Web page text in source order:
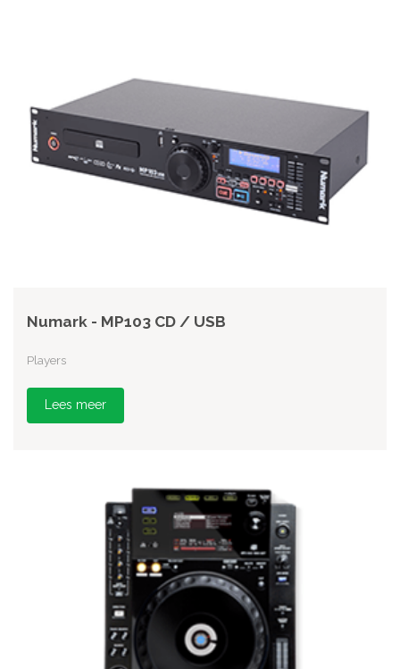
Numark - MP103 CD / USB
Players
Lees meer